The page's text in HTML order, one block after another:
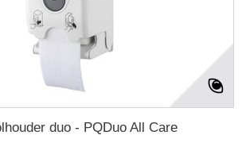
duo - PQDuo All Care